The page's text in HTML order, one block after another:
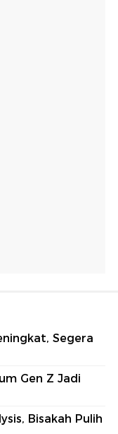
Segera
Gen Z Jadi
Bisakah Pulih